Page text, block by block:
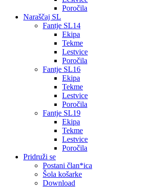
Poročila
Naraščaj SL
Fantje SL14
Ekipa
Tekme
Lestvice
Poročila
Fantje SL16
Ekipa
Tekme
Lestvice
Poročila
Fantje SL19
Ekipa
Tekme
Lestvice
Poročila
Pridruži se
Postani član*ica
Šola košarke
Download